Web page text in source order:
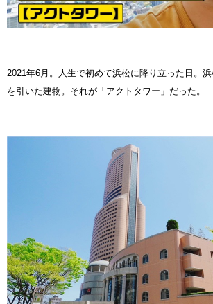
2021年6月。人生で初めて浜松に降り立った日。
を引いた建物。それが「アクトタワー」だった。